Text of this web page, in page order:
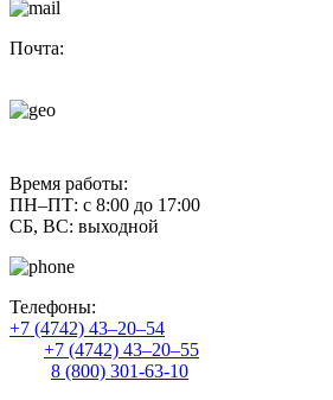
Почта:
Время работы:
ПН–ПТ: с 8:00 до 17:00
СБ, ВС: выходной
Телефоны:
+7 (4742) 43–20–54
+7 (4742) 43–20–55
8 (800) 301-63-10